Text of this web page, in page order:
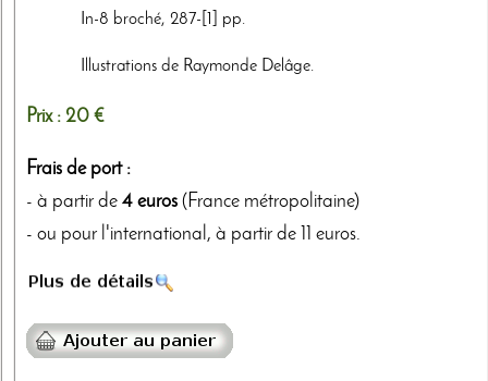
In-8 broché, 287-[1] pp.
Illustrations de Raymonde Delâge.
Prix : 20 €
Frais de port :
- à partir de 4 euros (France métropolitaine)
- ou pour l'international, à partir de 11 euros.